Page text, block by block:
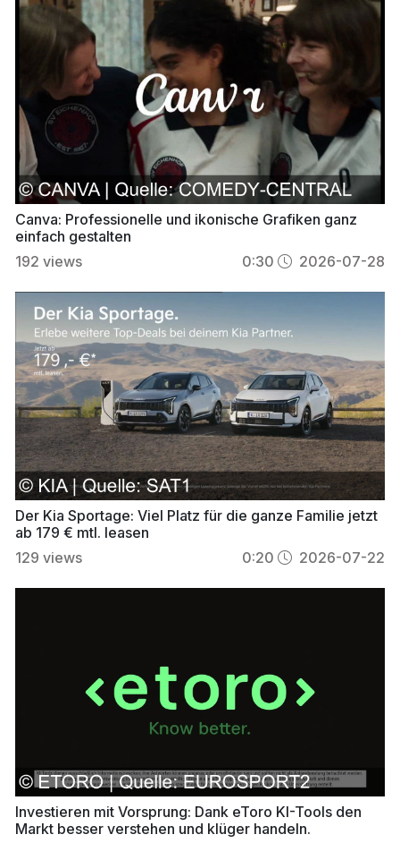
Canva: Professionelle und ikonische Grafiken ganz
einfach gestalten
192 views 0:30 2026-07-28
Der Kia Sportage: Viel Platz für die ganze Familie jetzt
ab 179 € mtl. leasen
129 views 0:20 2026-07-22
Investieren mit Vorsprung: Dank eToro KI-Tools den
Markt besser verstehen und klüger handeln.